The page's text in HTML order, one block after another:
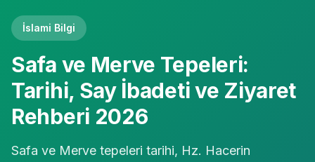
İslami Bilgi
Safa ve Merve Tepeleri:
Tarihi, Say İbadeti ve Ziyaret
Rehberi 2026
Safa ve Merve tepeleri tarihi, Hz. Hacerin